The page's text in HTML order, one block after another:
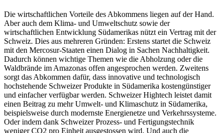
Die wirtschaftlichen Vorteile des Abkommens liegen auf der Hand.
Aber auch dem Klima- und Umweltschutz sowie der
wirtschaftlichen Entwicklung Südamerikas nützt ein Vertrag mit der
Schweiz. Dies aus mehreren Gründen: Erstens startet die Schweiz
mit den Mercosur-Staaten einen Dialog in Sachen Nachhaltigkeit.
Dadurch können wichtige Themen wie die Abholzung oder die
Waldbrände im Amazonas offen angesprochen werden. Zweitens
sorgt das Abkommen dafür, dass innovative und technologisch
hochstehende Schweizer Produkte in Südamerika kostengünstiger
und einfacher verfügbar werden. Schweizer Hightech leistet damit
einen Beitrag zu mehr Umwelt- und Klimaschutz in Südamerika,
beispielsweise durch modernste Energienetze und Verkehrssysteme.
Oder indem dank Schweizer Prozess- und Fertigungstechnik
weniger CO2 pro Einheit ausgestossen wird. Und auch die